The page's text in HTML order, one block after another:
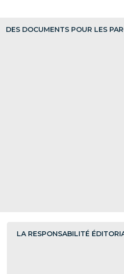
DES DOCUMENTS POUR LES
LA RESPONSABILITÉ